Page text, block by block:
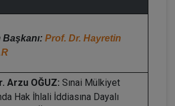
Başkanı: Prof. Dr. Hayretin
Arzu OĞUZ: Sınai Mülkiyet
Hak İhlali İddiasına Dayalı